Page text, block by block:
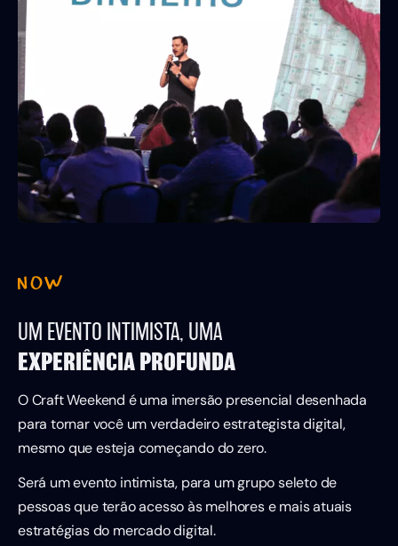
UM EVENTO INTIMISTA, UMA
EXPERIÊNCIA PROFUNDA
O Craft Weekend é uma imersão presencial desenhada
para tornar você um verdadeiro estrategista digital,
mesmo que esteja começando do zero.
Será um evento intimista, para um grupo seleto de
pessoas que terão acesso às melhores e mais atuais
estratégias do mercado digital.